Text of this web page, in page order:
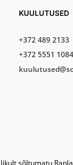
KUULUTUSED
+372 489 2133
+372 5551 1084
sõltumatu